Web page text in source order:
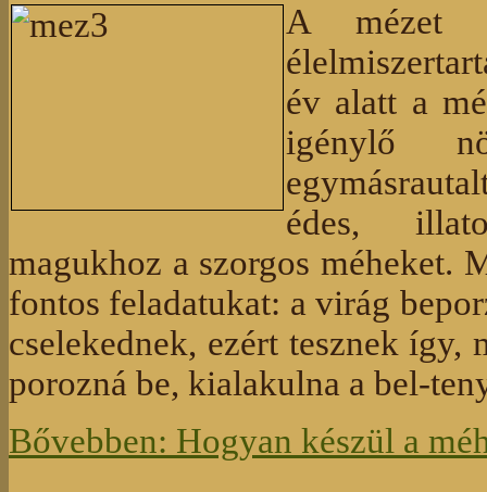
A mézet
év alatt a
igénylő
édes,
magukhoz a szorgos méheket.
fontos feladatukat: a virág
cselekednek, ezért tesznek így,
porozná be, kialakulna a bel-
Bővebben: Hogyan készül a